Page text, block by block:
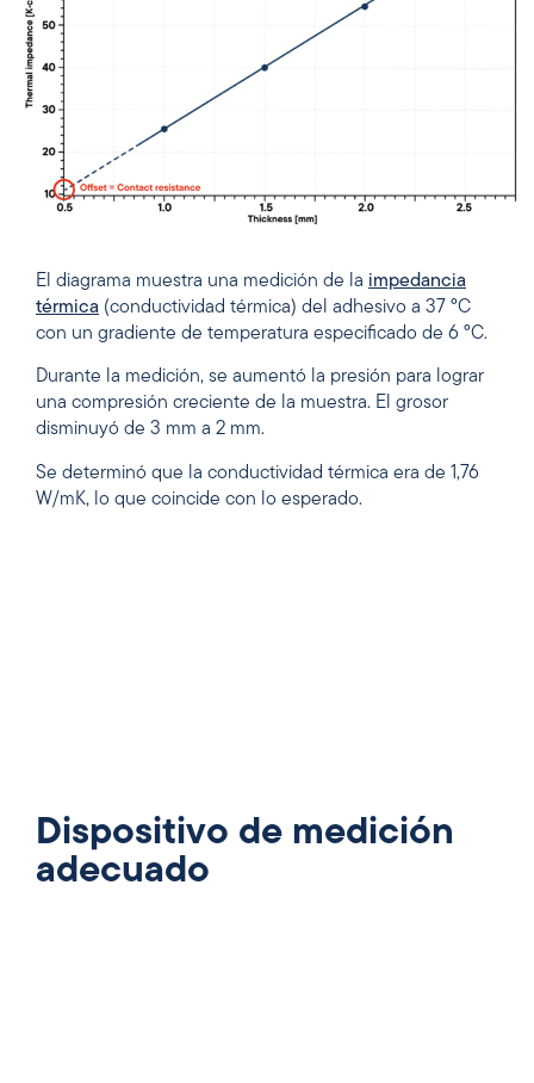
El diagrama muestra una medición de la impedancia
térmica (conductividad térmica) del adhesivo a 37 °C
con un gradiente de temperatura especificado de 6 °C.
Durante la medición, se aumentó la presión para lograr
una compresión creciente de la muestra. El grosor
disminuyó de 3 mm a 2 mm.
Se determinó que la conductividad térmica era de 1,76
W/mK, lo que coincide con lo esperado.
Dispositivo de medición
adecuado